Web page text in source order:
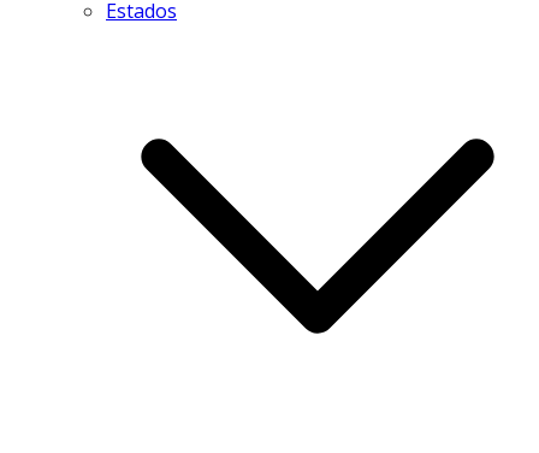
Estados